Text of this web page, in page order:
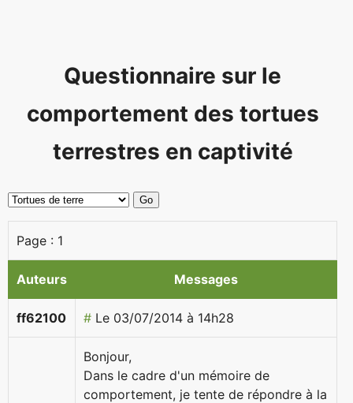
Questionnaire sur le
comportement des tortues
terrestres en captivité
Page : 1
Auteurs Messages
ff62100 # Le 03/07/2014 à 14h28
Bonjour,
Dans le cadre d'un mémoire de
comportement, je tente de répondre à la